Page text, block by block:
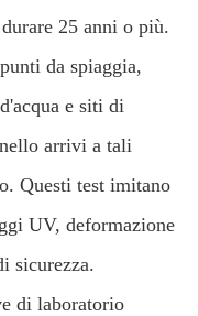
25 anni o più.
da spiaggia,
e siti di
arrivi a tali
Questi test imitano
UV, deformazione
sicurezza.
di laboratorio